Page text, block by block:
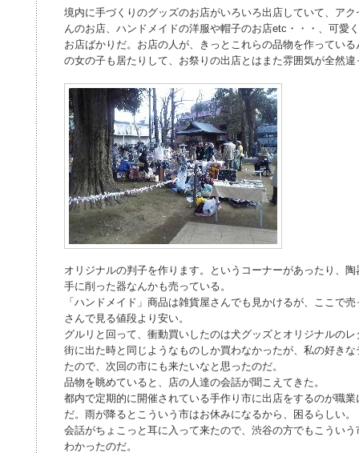
境内に手づくりのグッズのお店がいろいろ出店していて、ア
んのお店、ハンドメイドの洋服や帽子のお店etc・・・、可愛
お店ばかりだ。お店の人が、きっとこれらの品物を作ってい
の女の子も居たりして、お祭りの出店とはまた雰囲気が全然違
オリジナルの判子を作ります。というコーナーがあったり、
手に削った器なんかも売っている。
「ハンドメイド」商品は雑貨屋さんでも見かけるが、ここで
さんで見る値段より安い。
グルリと回って、衝動買いしたのは犬グッズとオリジナルの
街に出た時と同じようなものしか買わなかったが、私の好き
たので、次回の市にも来たいなと思ったのだ。
品物を眺めていると、店の人達の会話が聞こえてきた。
都内で定期的に開催されている手作り市に出店をするのが職
だ。雨が降るとこういう市はお休みになるから、困るらしい
会話がちょこっと耳に入って来たので、渋谷の方でもこうい
わかったのだ。